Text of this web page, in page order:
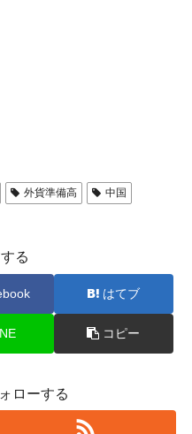
外貨準備高
中国
る
はてブ
コピー
ローする